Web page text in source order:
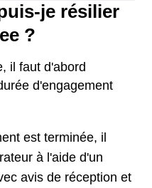
je résilier
?
il faut d'abord
d'engagement
est terminée, il
à l'aide d'un
avis de réception et